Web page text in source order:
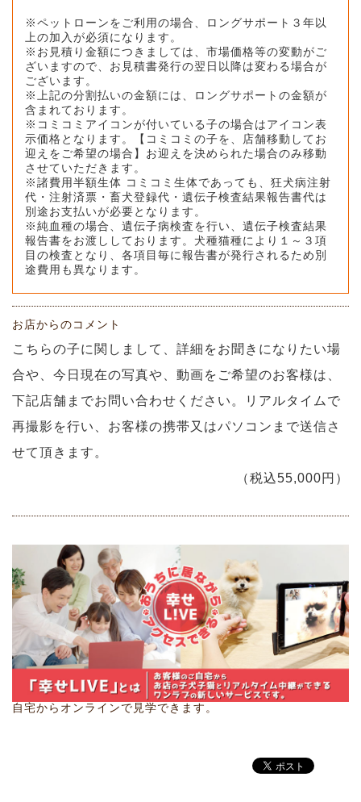
※ペットローンをご利用の場合、ロングサポート３年以
上の加入が必須になります。
※お見積り金額につきましては、市場価格等の変動がご
ざいますので、お見積書発行の翌日以降は変わる場合が
ございます。
※上記の分割払いの金額には、ロングサポートの金額が
含まれております。
※コミコミアイコンが付いている子の場合はアイコン表
示価格となります。【コミコミの子を、店舗移動してお
迎えをご希望の場合】お迎えを決められた場合のみ移動
させていただきます。
※諸費用半額生体 コミコミ生体であっても、狂犬病注射
代・注射済票・畜犬登録代・遺伝子検査結果報告書代は
別途お支払いが必要となります。
※純血種の場合、遺伝子病検査を行い、遺伝子検査結果
報告書をお渡ししております。犬種猫種により１～３項
目の検査となり、各項目毎に報告書が発行されるため別
途費用も異なります。
お店からのコメント
こちらの子に関しまして、詳細をお聞きになりたい場
合や、今日現在の写真や、動画をご希望のお客様は、
下記店舗までお問い合わせください。リアルタイムで
再撮影を行い、お客様の携帯又はパソコンまで送信さ
せて頂きます。
（税込55,000円）
自宅からオンラインで見学できます。